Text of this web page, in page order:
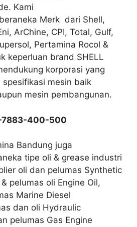
Kami
Merk dari Shell,
ArChine, CPI, Total, Gulf,
Pertamina Rocol &
keperluan brand SHELL
korporasi yang
spesifikasi mesin baik
mesin pembangunan.
7883-400-500
Bandung juga
tipe oli & grease industri
oli dan pelumas Synthetic
pelumas oli Engine Oil,
Marine Diesel
dan oli Hydraulic
pelumas Gas Engine